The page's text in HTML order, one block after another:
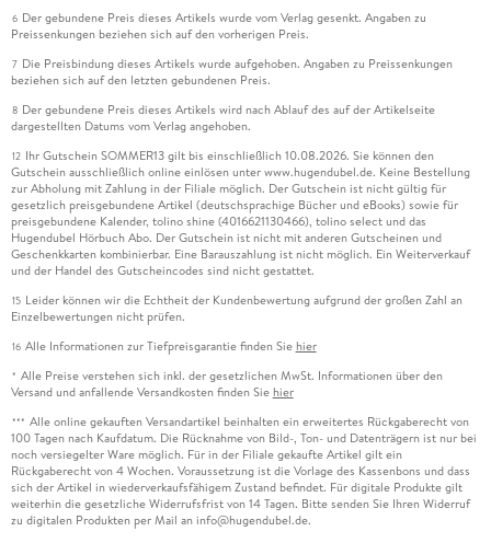
6 Der gebundene Preis dieses Artikels wurde vom Verlag gesenkt. Angaben zu
Preissenkungen beziehen sich auf den vorherigen Preis.
7 Die Preisbindung dieses Artikels wurde aufgehoben. Angaben zu Preissenkungen
beziehen sich auf den letzten gebundenen Preis.
8 Der gebundene Preis dieses Artikels wird nach Ablauf des auf der Artikelseite
dargestellten Datums vom Verlag angehoben.
12 Ihr Gutschein SOMMER13 gilt bis einschließlich 10.08.2026. Sie können den
Gutschein ausschließlich online einlösen unter www.hugendubel.de. Keine Bestellung
zur Abholung mit Zahlung in der Filiale möglich. Der Gutschein ist nicht gültig für
gesetzlich preisgebundene Artikel (deutschsprachige Bücher und eBooks) sowie für
preisgebundene Kalender, tolino shine (4016621130466), tolino select und das
Hugendubel Hörbuch Abo. Der Gutschein ist nicht mit anderen Gutscheinen und
Geschenkkarten kombinierbar. Eine Barauszahlung ist nicht möglich. Ein Weiterverkauf
und der Handel des Gutscheincodes sind nicht gestattet.
15 Leider können wir die Echtheit der Kundenbewertung aufgrund der großen Zahl an
Einzelbewertungen nicht prüfen.
16 Alle Informationen zur Tiefpreisgarantie finden Sie hier
* Alle Preise verstehen sich inkl. der gesetzlichen MwSt. Informationen über den
Versand und anfallende Versandkosten finden Sie hier
*** Alle online gekauften Versandartikel beinhalten ein erweitertes Rückgaberecht von
100 Tagen nach Kaufdatum. Die Rücknahme von Bild-, Ton- und Datenträgern ist nur bei
noch versiegelter Ware möglich. Für in der Filiale gekaufte Artikel gilt ein
Rückgaberecht von 4 Wochen. Voraussetzung ist die Vorlage des Kassenbons und dass
sich der Artikel in wiederverkaufsfähigem Zustand befindet. Für digitale Produkte gilt
weiterhin die gesetzliche Widerrufsfrist von 14 Tagen. Bitte senden Sie Ihren Widerruf
zu digitalen Produkten per Mail an info@hugendubel.de.